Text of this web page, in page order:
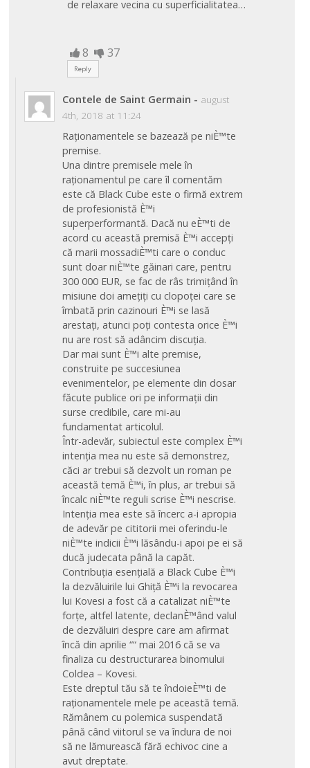
de relaxare vecina cu superficialitatea…
8 37
Reply
Contele de Saint Germain - august
4th, 2018 at 11:24
Raționamentele se bazează pe niÈ™te
premise.
Una dintre premisele mele în
raționamentul pe care îl comentăm
este că Black Cube este o firmă extrem
de profesionistă È™i
superperformantă. Dacă nu eÈ™ti de
acord cu această premisă È™i accepți
că marii mossadiÈ™ti care o conduc
sunt doar niÈ™te găinari care, pentru
300 000 EUR, se fac de râs trimițând în
misiune doi amețiți cu clopoței care se
îmbată prin cazinouri È™i se lasă
arestați, atunci poți contesta orice È™i
nu are rost să adâncim discuția.
Dar mai sunt È™i alte premise,
construite pe succesiunea
evenimentelor, pe elemente din dosar
făcute publice ori pe informații din
surse credibile, care mi-au
fundamentat articolul.
Într-adevăr, subiectul este complex È™i
intenția mea nu este să demonstrez,
căci ar trebui să dezvolt un roman pe
această temă È™i, în plus, ar trebui să
încalc niÈ™te reguli scrise È™i nescrise.
Intenția mea este să încerc a-i apropia
de adevăr pe cititorii mei oferindu-le
niÈ™te indicii È™i lăsându-i apoi pe ei să
ducă judecata până la capăt.
Contribuția esențială a Black Cube È™i
la dezvăluirile lui Ghiță È™i la revocarea
lui Kovesi a fost că a catalizat niÈ™te
forțe, altfel latente, declanÈ™ând valul
de dezvăluiri despre care am afirmat
încă din aprilie ““ mai 2016 că se va
finaliza cu destructurarea binomului
Coldea – Kovesi.
Este dreptul tău să te îndoieÈ™ti de
raționamentele mele pe această temă.
Rămânem cu polemica suspendată
până când viitorul se va îndura de noi
să ne lămurească fără echivoc cine a
avut dreptate.